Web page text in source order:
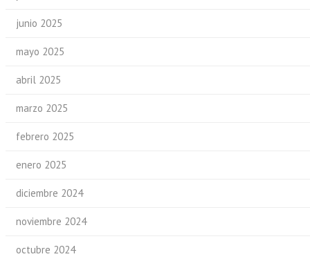
junio 2025
mayo 2025
abril 2025
marzo 2025
febrero 2025
enero 2025
diciembre 2024
noviembre 2024
octubre 2024